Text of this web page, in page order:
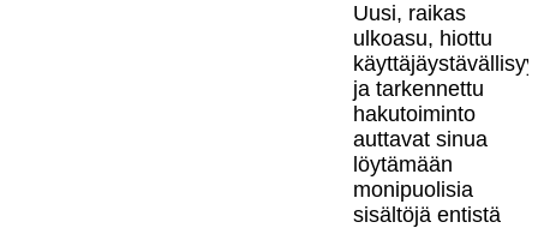
Uusi, raikas
ulkoasu, hiottu
ja tarkennettu
hakutoiminto
auttavat sinua
löytämään
monipuolisia
sisältöjä entistä